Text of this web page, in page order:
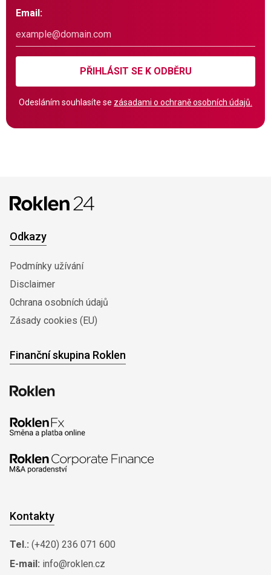
Email:
PŘIHLÁSIT SE K ODBĚRU
Odesláním souhlasíte se zásadami o ochraně osobních údajů.
Odkazy
Podmínky užívání
Disclaimer
0chrana osobních údajů
Zásady cookies (EU)
Finanční skupina Roklen
Kontakty
Tel.: (+420) 236 071 600
E-mail: info@roklen.cz